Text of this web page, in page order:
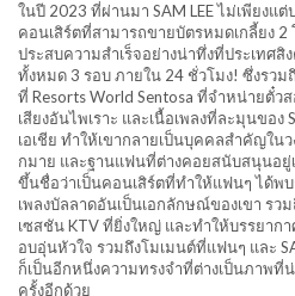
ในปี 2023 ที่ผ่านมา SAM LEE ไม่เพียงแต่
คอนเสิร์ตที่สามารถขายบัตรหมดเกลี้ยง 2
ประสบความสำเร็จอย่างน่าทึ่งที่ประเทศสิ
ทั้งหมด 3 รอบ ภายใน 24 ชั่วโมง! ซึ่งรวม
ที่ Resorts World Sentosa ที่จำหน่ายตั๋ว
เสียงอันไพเราะ และเนื้อเพลงที่ละมุนของ
เอเชีย ทำให้เขากลายเป็นบุคคลสำคัญในว
กมาย และฐานแฟนที่ต่างคอยสนับสนุนอยู่
ขึ้นชื่อว่าเป็นคอนเสิร์ตที่ทำให้แฟนๆ ได้พ
เพลงบัลลาดอันเป็นเอกลักษณ์ของเขา รว
เซสชัน KTV ที่ยิ่งใหญ่ และทำให้บรรยาก
อบอุ่นหัวใจ รวมถึงโมเมนต์ที่แฟนๆ และ
ก็เป็นอีกหนึ่งความทรงจำที่ต่างเป็นภาพที่น่
ครั้งอีกด้วย